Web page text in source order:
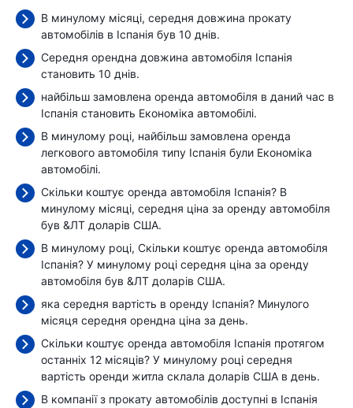
В минулому місяці, середня довжина прокату
автомобілів в Іспанія був 10 днів.
Середня орендна довжина автомобіля Іспанія
становить 10 днів.
найбільш замовлена оренда автомобіля в даний час в
Іспанія становить Економіка автомобілі.
В минулому році, найбільш замовлена оренда
легкового автомобіля типу Іспанія були Економіка
автомобілі.
Скільки коштує оренда автомобіля Іспанія? В
минулому місяці, середня ціна за оренду автомобіля
був &ЛТ доларів США.
В минулому році, Скільки коштує оренда автомобіля
Іспанія? У минулому році середня ціна за оренду
автомобіля був &ЛТ доларів США.
яка середня вартість в оренду Іспанія? Минулого
місяця середня орендна ціна за день.
Скільки коштує оренда автомобіля Іспанія протягом
останніх 12 місяців? У минулому році середня
вартість оренди житла склала доларів США в день.
В компанії з прокату автомобілів доступні в Іспанія